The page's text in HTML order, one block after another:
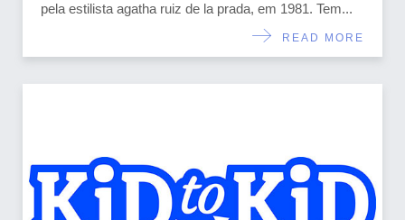
pela estilista agatha ruiz de la prada, em 1981. Tem...
READ MORE